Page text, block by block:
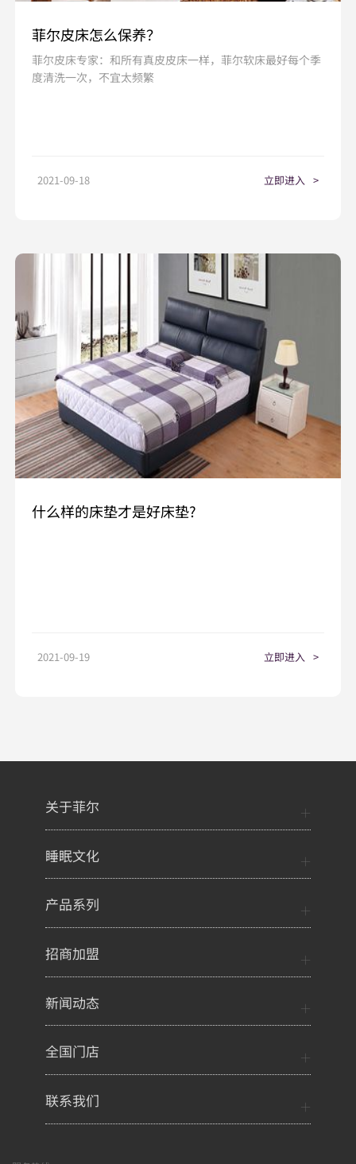
菲尔皮床怎么保养？
菲尔皮床专家：和所有真皮皮床一样，菲尔软床最好每个季
度清洗一次，不宜太频繁
2021-09-18 立即进入 >
什么样的床垫才是好床垫?
2021-09-19 立即进入 >
关于菲尔
睡眠文化
产品系列
招商加盟
新闻动态
全国门店
联系我们